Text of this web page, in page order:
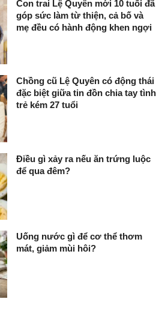
Con trai Lệ Quyên mới 10 tuổi đã
góp sức làm từ thiện, cả bố và
mẹ đều có hành động khen ngợi
Chồng cũ Lệ Quyên có động thái
đặc biệt giữa tin đồn chia tay tình
trẻ kém 27 tuổi
Điều gì xảy ra nếu ăn trứng luộc
để qua đêm?
Uống nước gì để cơ thể thơm
mát, giảm mùi hôi?